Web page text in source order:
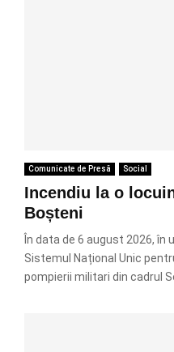
Comunicate de Presă Social
Incendiu la o
Boșteni
În data de 6 august 2026, în
Sistemul Național Unic
pompierii militari din cadrul